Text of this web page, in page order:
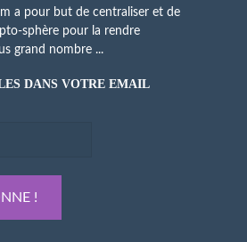
a pour but de centraliser et de
sphère pour la rendre
grand nombre ...
DANS VOTRE EMAIL